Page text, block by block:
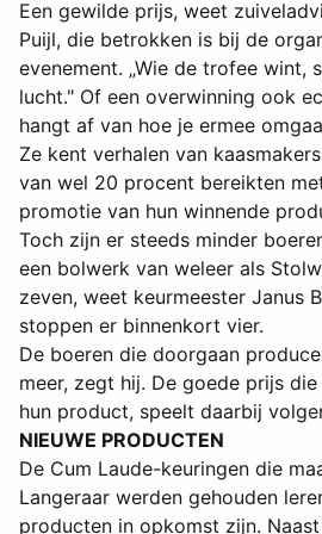
Een gewilde prijs, weet
Puijl, die betrokken is bij de
evenement. „Wie de trofee wint,
lucht." Of een overwinning ook
hangt af van hoe je ermee
Ze kent verhalen van
van wel 20 procent bereikten
promotie van hun winnende
Toch zijn er steeds minder
een bolwerk van weleer als
zeven, weet keurmeester Janus
stoppen er binnenkort vier.
De boeren die doorgaan
meer, zegt hij. De goede prijs
hun product, speelt daarbij
NIEUWE PRODUCTEN
De Cum Laude-keuringen die
Langeraar werden gehouden
producten in opkomst zijn.